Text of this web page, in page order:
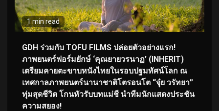
1 min read
GDH ร่วมกับ TOFU FILMS ปล่อยตัวอย่างแรก!
ภาพยนตร์ฟอร์มยักษ์ ‘คุณยายวรนาฏ’ (INHERIT)
เตรียมคายตะขาบหนังไทยในรอบปฐมทัศน์โลก ณ
เทศกาลภาพยนตร์นานาชาติโตรอนโต “จุ๋ย วรัทยา”
ทุ่มสุดชีวิต โกนหัวรับบทแม่ชี นำทีมนักแสดงประชัน
ความสยอง!